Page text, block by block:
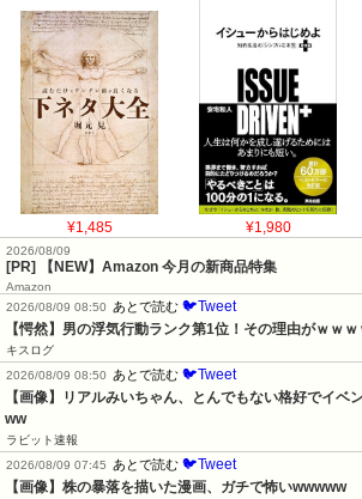
¥1,485 ¥1,980
2026/08/09
[PR] 【NEW】Amazon 今月の新商品特集
Amazon
2026/08/09 08:50
あとで読む 🐦Tweet
【愕然】男の浮気行動ランク第1位！その理由がｗｗｗ
キスログ
2026/08/09 08:50
あとで読む 🐦Tweet
【画像】リアルみいちゃん、とんでもない格好でイベ
ww
ラビット速報
2026/08/09 07:45
あとで読む 🐦Tweet
【画像】株の暴落を描いた漫画、ガチで怖いwwwww